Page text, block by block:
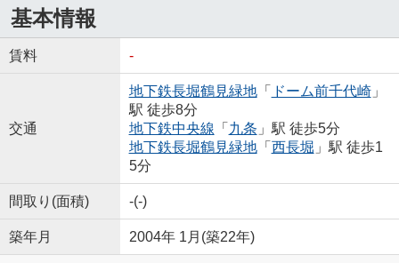
基本情報
賃料 -
交通
地下鉄長堀鶴見緑地「 ドーム前千代崎」
駅 徒歩8分
地下鉄中央線 「 九条 」駅 徒歩5分
地下鉄長堀鶴見緑地「 西長堀 」駅 徒歩1
5分
間取り(面積) -(-)
築年月 2004年 1月(築22年)